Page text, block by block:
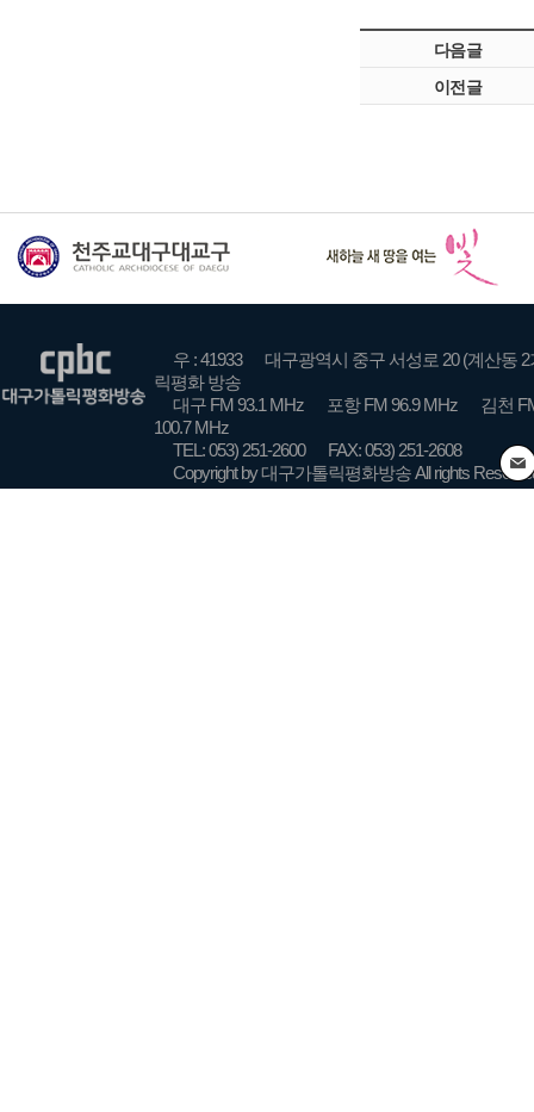
다음글
이전글
우 : 41933
대구광역시 중구 서성로 20 (계산동 2
릭평화 방송
대구 FM 93.1 MHz
포항 FM 96.9 MHz
김천
100.7 MHz
TEL: 053) 251-2600
FAX: 053) 251-2608
Copyright by 대구가톨릭평화방송 All rights